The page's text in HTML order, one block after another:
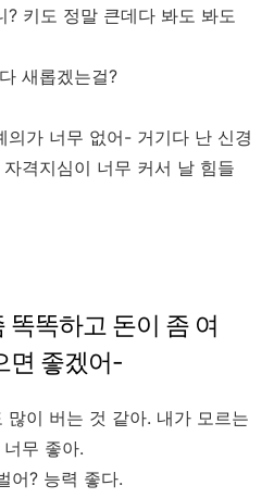
? 키도 정말 큰데다 봐도 봐도
새롭겠는걸?
의가 너무 없어- 거기다 난 신경
격지심이 너무 커서 날 힘들
똑똑하고 돈이 좀 여
면 좋겠어-
많이 버는 것 같아. 내가 모르는
무 좋아.
어? 능력 좋다.